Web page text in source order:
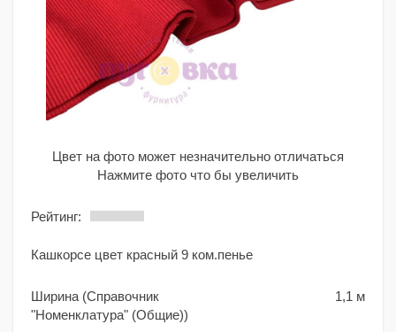
Цвет на фото может незначительно отличаться
Нажмите фото что бы увеличить
Рейтинг:
Кашкорсе цвет красный 9 ком.пенье
Ширина (Справочник
"Номенклатура" (Общие))
1,1 м